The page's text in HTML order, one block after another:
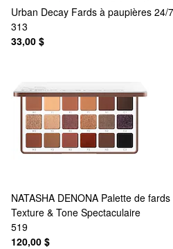
Urban Decay Fards à paupières 24/
313
33,00 $
NATASHA DENONA Palette de
Texture & Tone Spectaculaire
519
120,00 $